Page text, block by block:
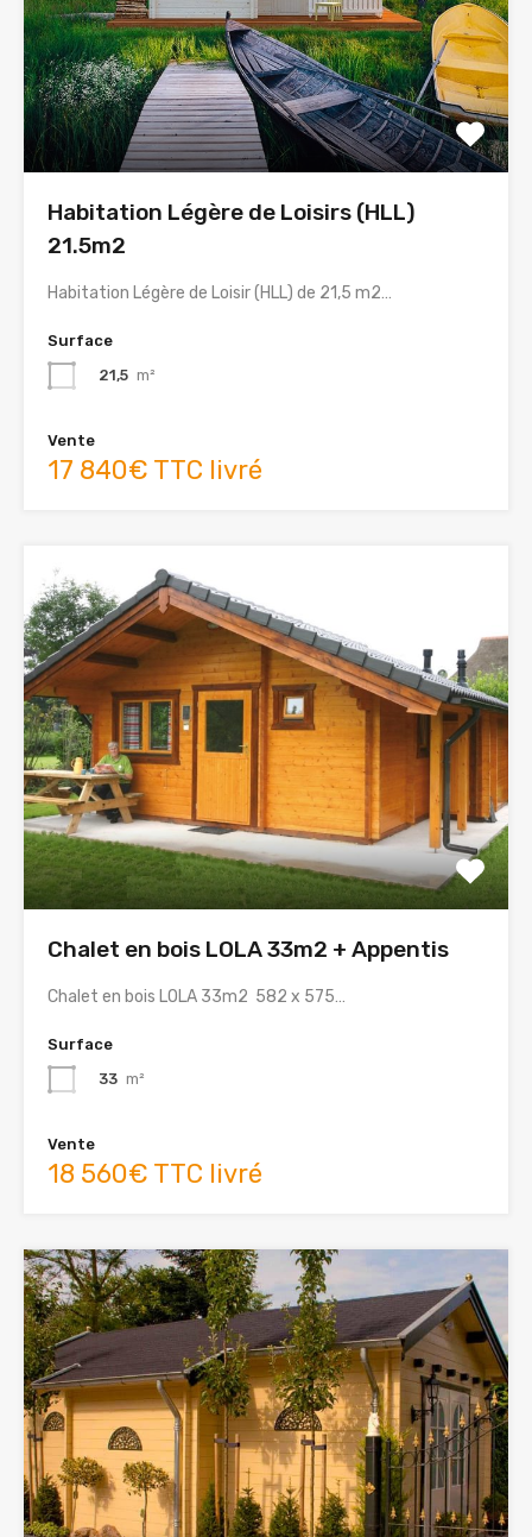
Habitation Légère de Loisirs (HLL)
21.5m2
Habitation Légère de Loisir (HLL) de 21,5 m2…
Surface
21,5 m²
Vente
17 840€ TTC livré
Chalet en bois LOLA 33m2 + Appentis
Chalet en bois LOLA 33m2 582 x 575…
Surface
33 m²
Vente
18 560€ TTC livré